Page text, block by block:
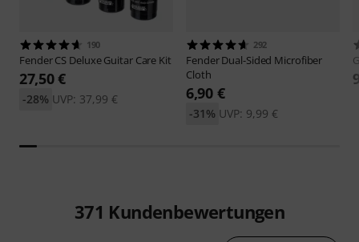
190
FenderCS Deluxe Guitar Care Kit
27,50 €
UVP: 37,99 €
-28%
292
FenderDual-Sided Microfiber
Cloth
6,90 €
UVP: 9,99 €
-31%
371 Kundenbewertungen